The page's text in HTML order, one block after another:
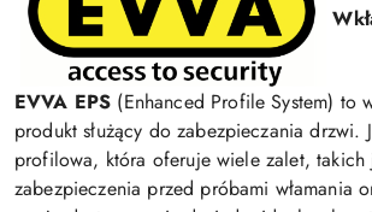
EVVA EPS (Enhanced Profile System) to
produkt służący do zabezpieczania drzwi.
profilowa, która oferuje wiele zalet, takich
zabezpieczenia przed próbami włamania